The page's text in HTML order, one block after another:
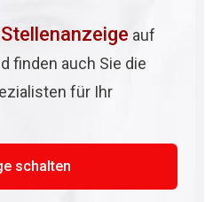
auf
finden auch Sie die
für Ihr
schalten